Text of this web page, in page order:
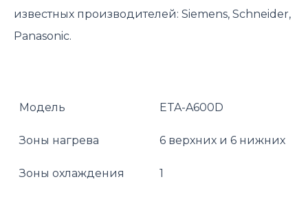
известных производителей: Siemens, Schneider,
Panasonic.
Модель ETA-A600D
Зоны нагрева 6 верхних и 6 нижних
Зоны охлаждения 1